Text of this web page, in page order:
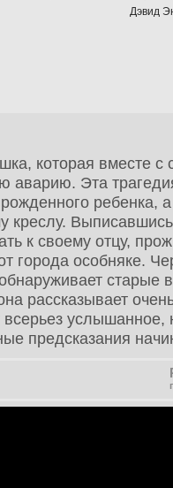
Дэвид
которая вместе с
аварию. Эта
ребенка,
креслу.
к своему отцу,
города особняке.
старые
рассказывает
услышанное,
предсказания